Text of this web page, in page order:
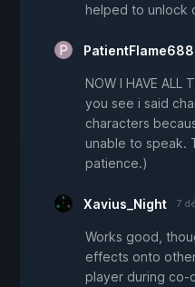
helped to unlock
PatientFlame688
NOW I HAVE ALL
you see i said
characters
unable to speak.
patience.)
Xavius_Night 7
Works good,
effects onto
player during co-